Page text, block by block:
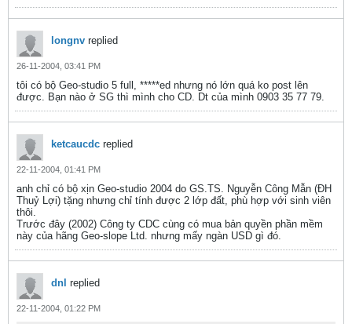
longnv replied
26-11-2004, 03:41 PM
tôi có bộ Geo-studio 5 full, *****ed nhưng nó lớn quá ko post lên
được. Bạn nào ở SG thì mình cho CD. Dt của mình 0903 35 77 79.
ketcaucdc replied
22-11-2004, 01:41 PM
anh chỉ có bộ xịn Geo-studio 2004 do GS.TS. Nguyễn Công Mẫn (ĐH
Thuỷ Lợi) tặng nhưng chỉ tính được 2 lớp đất, phù hợp với sinh viên
thôi.
Trước đây (2002) Công ty CDC cùng có mua bản quyền phần mềm
này của hãng Geo-slope Ltd. nhưng mấy ngàn USD gì đó.
dnl replied
22-11-2004, 01:22 PM